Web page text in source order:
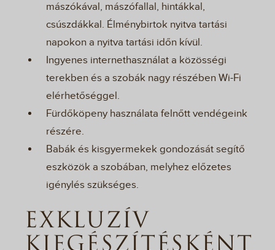
mászókával, mászófallal, hintákkal,
csúszdákkal. Élménybirtok nyitva tartási
napokon a nyitva tartási időn kívül.
Ingyenes internethasználat a közösségi
terekben és a szobák nagy részében Wi-Fi
elérhetőséggel.
Fürdőköpeny használata felnőtt vendégeink
részére.
Babák és kisgyermekek gondozását segítő
eszközök a szobában, melyhez előzetes
igénylés szükséges.
EXKLUZÍV